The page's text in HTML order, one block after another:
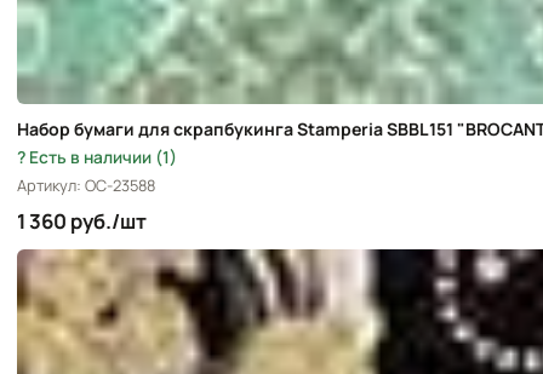
Набор бумаги для скрапбукинга Stamperia SBBL151
Есть в наличии (1)
Артикул: OC-23588
1 360 руб./шт